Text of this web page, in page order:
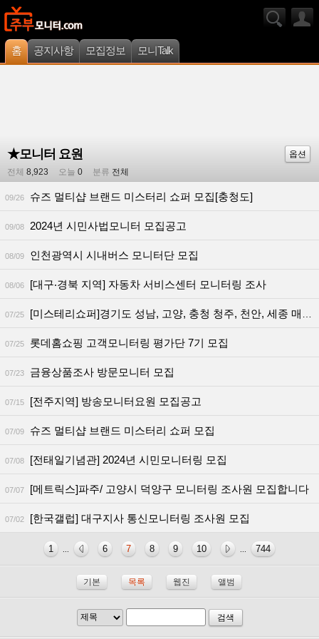
홈 공지사항 모집정보 모니Talk
★모니터 요원
옵션
전체 8,923 오늘 0 분류 전체
09/26 슈즈 멀티샵 브랜드 미스터리 쇼퍼 모집[충청도]
09/08 2024년 시민사법모니터 모집공고
08/09 인천광역시 시내버스 모니터단 모집
08/06 [대구‧경북 지역] 자동차 서비스센터 모니터링 조사
07/25 [미스테리쇼퍼]경기도 성남, 고양, 충청 청주, 천안, 세종 매장 모니터링 모집합니다.
07/25 롯데홈쇼핑 고객모니터링 평가단 7기 모집
07/23 금융상품조사 방문모니터 모집
07/15 [전주지역] 방송모니터요원 모집공고
07/09 슈즈 멀티샵 브랜드 미스터리 쇼퍼 모집
07/08 [전태일기념관] 2024년 시민모니터링 모집
07/07 [메트릭스]파주/ 고양시 덕양구 모니터링 조사원 모집합니다
07/02 [한국갤럽] 대구지사 통신모니터링 조사원 모집
1 ... 6 7 8 9 10 ... 744
기본 목록 웹진 앨범
검색